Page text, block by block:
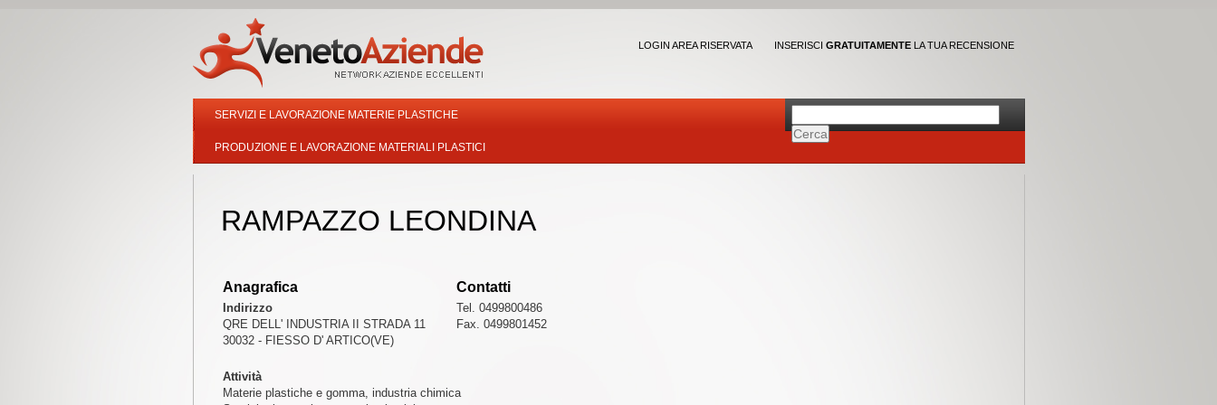
LOGIN AREA RISERVATA INSERISCI GRATUITAMENTELA TUA RECENSIONE
SERVIZI E LAVORAZIONE MATERIE PLASTICHE
PRODUZIONE E LAVORAZIONE MATERIALI PLASTICI
RAMPAZZO LEONDINA
Anagrafica
Indirizzo
QRE DELL' INDUSTRIA II STRADA 11
30032 - FIESSO D' ARTICO(VE)
Contatti
Tel. 0499800486
Fax. 0499801452
Attività
Materie plastiche e gomma, industria chimica